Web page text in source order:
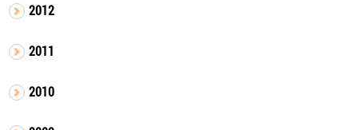
2012
2011
2010